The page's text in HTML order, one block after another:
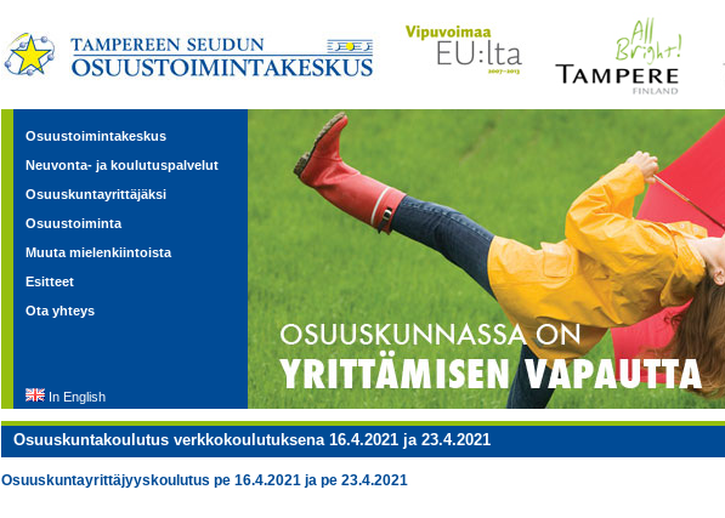
Osuustoimintakeskus
Neuvonta- ja koulutuspalvelut
Osuuskuntayrittäjäksi
Osuustoiminta
Muuta mielenkiintoista
Esitteet
Ota yhteys
In English
Osuuskuntakoulutus verkkokoulutuksena 16.4.2021 ja 23.4.2021
Osuuskuntayrittäjyyskoulutus pe 16.4.2021 ja pe 23.4.2021